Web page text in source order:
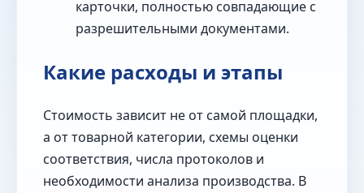
карточки, полностью совпадающие с
разрешительными документами.
Какие расходы и этапы
Стоимость зависит не от самой площадки,
а от товарной категории, схемы оценки
соответствия, числа протоколов и
необходимости анализа производства. В